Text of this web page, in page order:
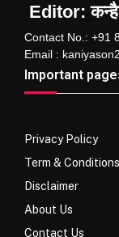
Editor:
Contact No.: +91
Email :
Important
Privacy Policy
Term & Conditions
Disclaimer
About Us
Contact Us